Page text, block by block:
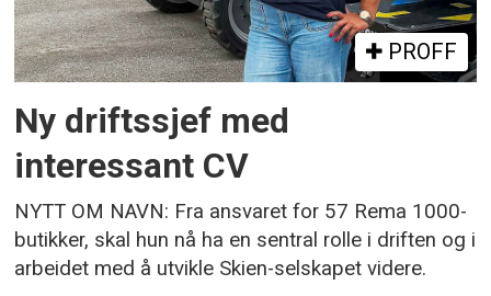
PROFF
Ny driftssjef med
interessant CV
NYTT OM NAVN: Fra ansvaret for 57 Rema 1000-
butikker, skal hun nå ha en sentral rolle i driften og i
arbeidet med å utvikle Skien-selskapet videre.